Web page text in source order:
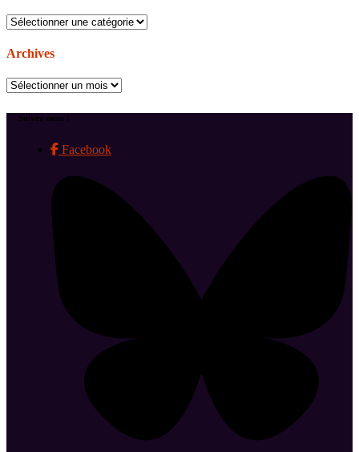
Catégories
Archives
Archives
Suivez-nous !
Facebook